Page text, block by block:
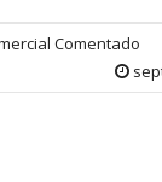
Comentado